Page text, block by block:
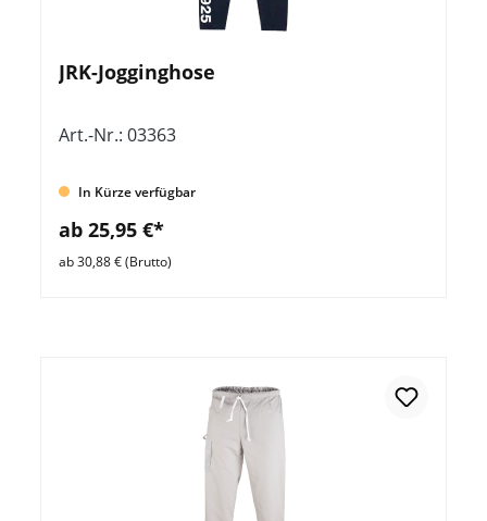
JRK-Jogginghose
Art.-Nr.: 03363
In Kürze verfügbar
ab 25,95 €*
ab 30,88 € (Brutto)